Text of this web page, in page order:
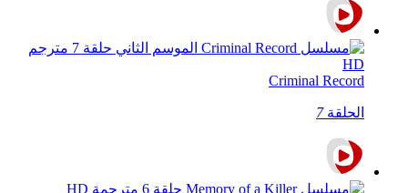
Criminal Record
الحلقة7